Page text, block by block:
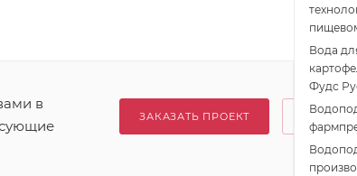
в
ЗАКАЗАТЬ ПРОЕКТ
Вода
Фудс